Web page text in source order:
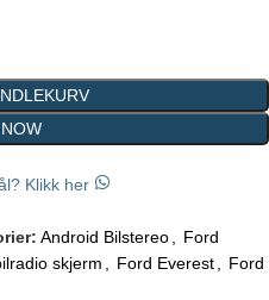
Klikk her
Android Bilstereo
Ford
skjerm Ford Everest
Ford